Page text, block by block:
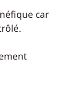
car